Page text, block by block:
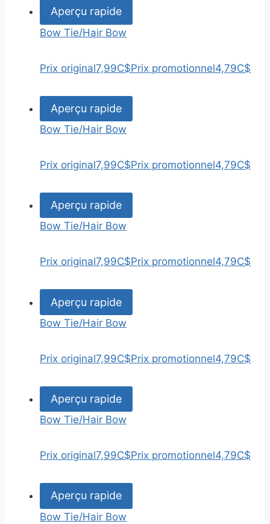
Aperçu rapide
Bow Tie/Hair Bow
Prix original7,99C$Prix promotionnel4,79C$
Aperçu rapide
Bow Tie/Hair Bow
Prix original7,99C$Prix promotionnel4,79C$
Aperçu rapide
Bow Tie/Hair Bow
Prix original7,99C$Prix promotionnel4,79C$
Aperçu rapide
Bow Tie/Hair Bow
Prix original7,99C$Prix promotionnel4,79C$
Aperçu rapide
Bow Tie/Hair Bow
Prix original7,99C$Prix promotionnel4,79C$
Aperçu rapide
Bow Tie/Hair Bow